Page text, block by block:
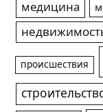
медицина
происшествия